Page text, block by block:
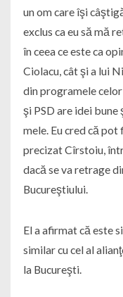
un om care îşi
exclus ca eu să mă
în ceea ce este ca
Ciolacu, cât şi a lui
din programele
şi PSD are idei bune
mele. Eu cred că pot
precizat Cîrstoiu,
dacă se va retrage
Bucureştiului.
El a afirmat că este
similar cu cel al
la Bucureşti.